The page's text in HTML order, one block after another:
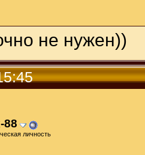
не нужен))
88
личность